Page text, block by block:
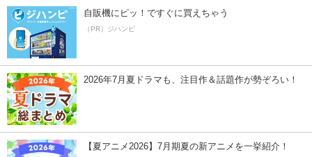
自販機にピッ！ですぐに買えちゃう
（PR）ジハンピ
2026年7月夏ドラマも、注目作＆話題作が勢ぞろい！
【夏アニメ2026】7月期夏の新アニメを一挙紹介！